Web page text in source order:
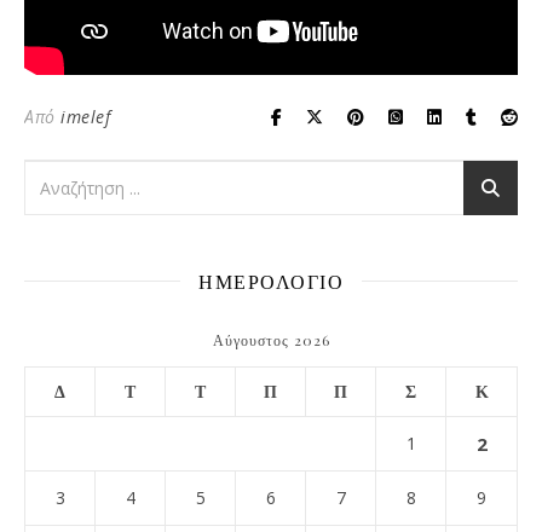
Από imelef
ΗΜΕΡΟΛΟΓΙΟ
Αύγουστος 2026
Δ Τ Τ Π Π Σ Κ
1 2
3 4 5 6 7 8 9